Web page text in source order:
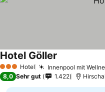
3 SterneHotel Innenpool mit
Hotel Göller
8,0 Sehr gut 1.422